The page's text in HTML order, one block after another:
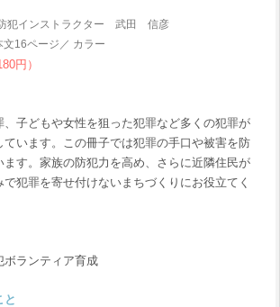
犯インストラクター 武田 信彦
16ページ／ カラー
円）
、子どもや女性を狙った犯罪など多くの犯罪が
ています。この冊子では犯罪の手口や被害を防
ます。家族の防犯力を高め、さらに近隣住民が
犯罪を寄せ付けないまちづくりにお役立てく
ボランティア育成
と